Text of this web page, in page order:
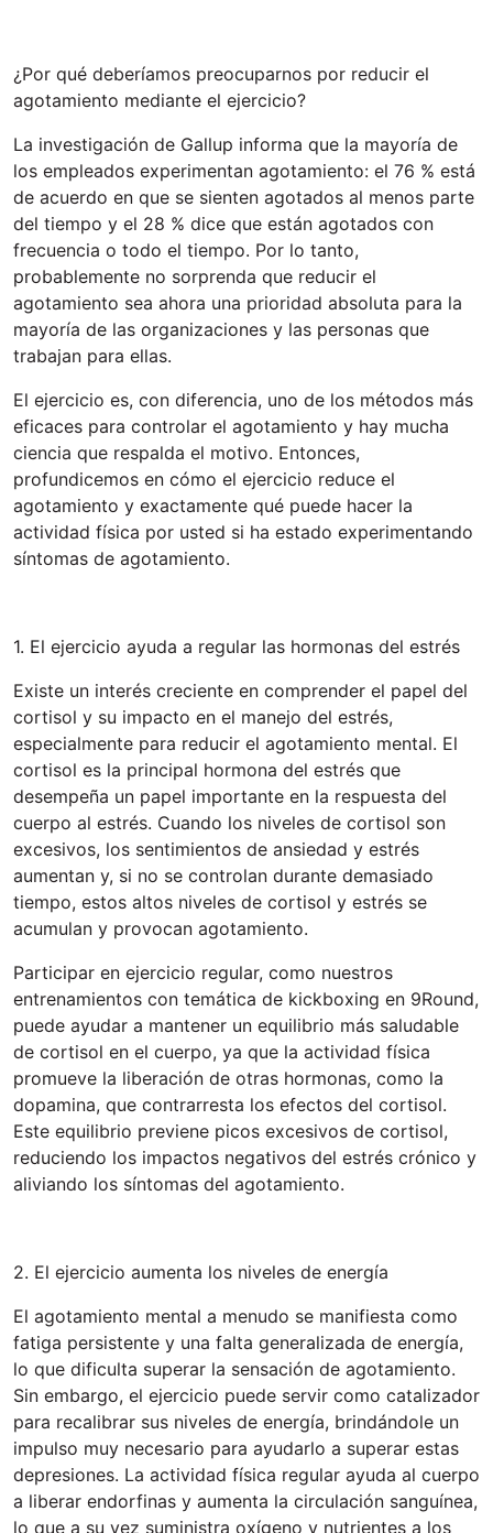
¿Por qué deberíamos preocuparnos por reducir el
agotamiento mediante el ejercicio?
La investigación de Gallup informa que la mayoría de
los empleados experimentan agotamiento: el 76 % está
de acuerdo en que se sienten agotados al menos parte
del tiempo y el 28 % dice que están agotados con
frecuencia o todo el tiempo. Por lo tanto,
probablemente no sorprenda que reducir el
agotamiento sea ahora una prioridad absoluta para la
mayoría de las organizaciones y las personas que
trabajan para ellas.
El ejercicio es, con diferencia, uno de los métodos más
eficaces para controlar el agotamiento y hay mucha
ciencia que respalda el motivo. Entonces,
profundicemos en cómo el ejercicio reduce el
agotamiento y exactamente qué puede hacer la
actividad física por usted si ha estado experimentando
síntomas de agotamiento.
1. El ejercicio ayuda a regular las hormonas del estrés
Existe un interés creciente en comprender el papel del
cortisol y su impacto en el manejo del estrés,
especialmente para reducir el agotamiento mental. El
cortisol es la principal hormona del estrés que
desempeña un papel importante en la respuesta del
cuerpo al estrés. Cuando los niveles de cortisol son
excesivos, los sentimientos de ansiedad y estrés
aumentan y, si no se controlan durante demasiado
tiempo, estos altos niveles de cortisol y estrés se
acumulan y provocan agotamiento.
Participar en ejercicio regular, como nuestros
entrenamientos con temática de kickboxing en 9Round,
puede ayudar a mantener un equilibrio más saludable
de cortisol en el cuerpo, ya que la actividad física
promueve la liberación de otras hormonas, como la
dopamina, que contrarresta los efectos del cortisol.
Este equilibrio previene picos excesivos de cortisol,
reduciendo los impactos negativos del estrés crónico y
aliviando los síntomas del agotamiento.
2. El ejercicio aumenta los niveles de energía
El agotamiento mental a menudo se manifiesta como
fatiga persistente y una falta generalizada de energía,
lo que dificulta superar la sensación de agotamiento.
Sin embargo, el ejercicio puede servir como catalizador
para recalibrar sus niveles de energía, brindándole un
impulso muy necesario para ayudarlo a superar estas
depresiones. La actividad física regular ayuda al cuerpo
a liberar endorfinas y aumenta la circulación sanguínea,
lo que a su vez suministra oxígeno y nutrientes a los